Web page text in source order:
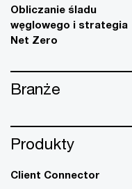
Obliczanie śladu
węglowego i strategia
Net Zero
Branże
Produkty
Client Connector